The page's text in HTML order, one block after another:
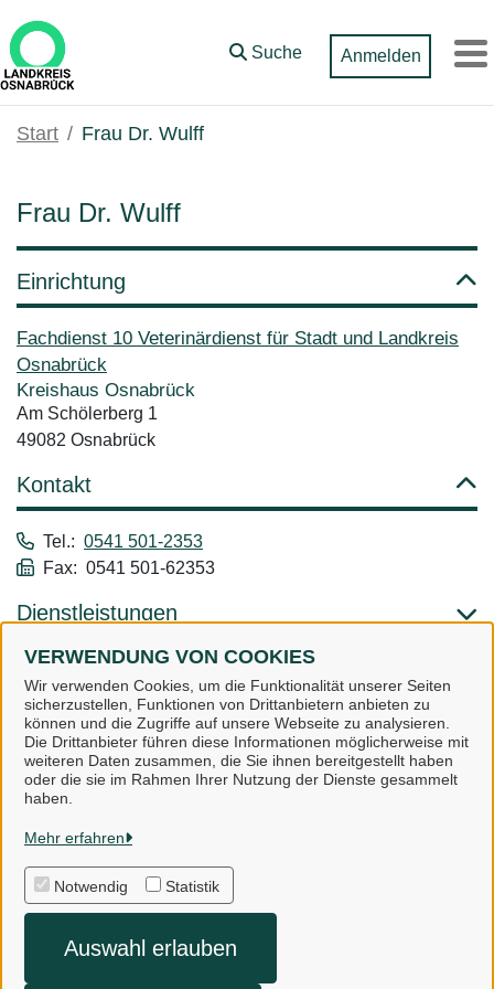
Zum Hauptinhalt springen
VERWENDUNG VON COOKIES
Wir verwenden Cookies, um die Funktionalität unserer Seiten
sicherzustellen, Funktionen von Drittanbietern anbieten zu
können und die Zugriffe auf unsere Webseite zu analysieren.
Die Drittanbieter führen diese Informationen möglicherweise mit
weiteren Daten zusammen, die Sie ihnen bereitgestellt haben
oder die sie im Rahmen Ihrer Nutzung der Dienste gesammelt
haben.
Mehr erfahren
Notwendig Statistik
Auswahl erlauben
Suche Anmelden
Start Frau Dr. Wulff
Frau Dr. Wulff
Einrichtung
Fachdienst 10 Veterinärdienst für Stadt und Landkreis
Osnabrück
Kreishaus Osnabrück
Am Schölerberg 1
49082 Osnabrück
Kontakt
Tel.: 0541 501-2353
Fax: 0541 501-62353
Dienstleistungen
Alle zugeordneten Einrichtungen
Landkreis Osnabrück
Alle Rechte vorbehalten